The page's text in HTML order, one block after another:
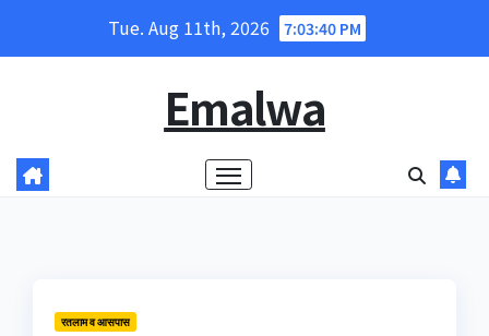
Tue. Aug 11th, 2026 7:03:40 PM
Emalwa
रतलाम व आसपास